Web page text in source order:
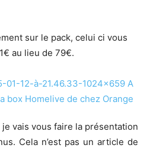
sur le pack, celui ci vous
au lieu de 79€.
vais vous faire la présentation
Cela n’est pas un article de